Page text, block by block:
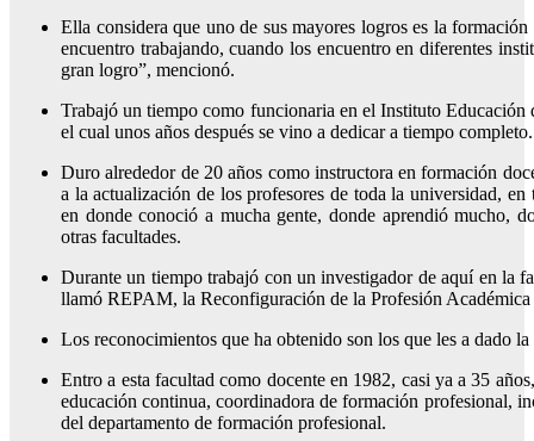
Ella considera que uno de sus mayores logros es la
encuentro trabajando, cuando los encuentro en diferentes
gran logro”, mencionó.
Trabajó un tiempo como funcionaria en el Instituto
el cual unos años después se vino a dedicar a tiempo completo.
Duro alrededor de 20 años como instructora en formación
a la actualización de los profesores de toda la universidad,
en donde conoció a mucha gente, donde aprendió mucho,
otras facultades.
Durante un tiempo trabajó con un investigador de aquí en la
llamó REPAM, la Reconfiguración de la Profesión
Los reconocimientos que ha obtenido son los que les a dado
Entro a esta facultad como docente en 1982, casi ya a 35
educación continua, coordinadora de formación profesional,
del departamento de formación profesional.